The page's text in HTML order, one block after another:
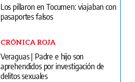
Los pillaron en Tocumen: viajaban con
pasaportes falsos
CRÓNICA ROJA
Veraguas | Padre e hijo son
aprehendidos por investigación de
delitos sexuales